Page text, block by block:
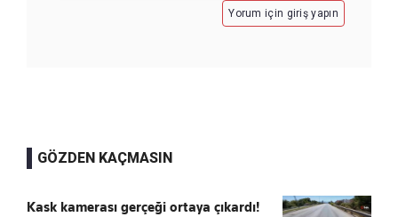
Yorum için giriş yapın
GÖZDEN KAÇMASIN
Kask kamerası gerçeği ortaya çıkardı!